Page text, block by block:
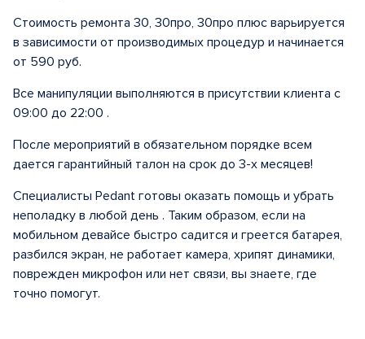
Стоимость ремонта 30, 30про, 30про плюс варьируется
в зависимости от производимых процедур и начинается
от 590 руб.
Все манипуляции выполняются в присутствии клиента с
09:00 до 22:00 .
После мероприятий в обязательном порядке всем
дается гарантийный талон на срок до 3-х месяцев!
Специалисты Pedant готовы оказать помощь и убрать
неполадку в любой день . Таким образом, если на
мобильном девайсе быстро садится и греется батарея,
разбился экран, не работает камера, хрипят динамики,
поврежден микрофон или нет связи, вы знаете, где
точно помогут.